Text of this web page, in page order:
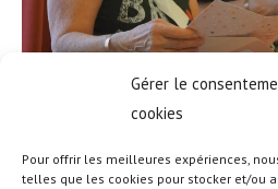
Gérer le
cookies
Pour offrir les meilleures expériences,
telles que les cookies pour stocker et/ou